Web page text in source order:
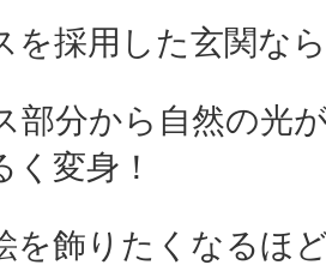
を採用した玄関な
部分から自然の光
変身！
を飾りたくなるほ